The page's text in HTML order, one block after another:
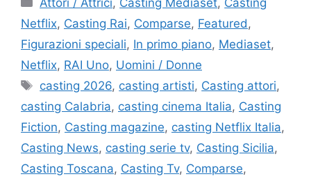
Netflix, Casting Rai, Comparse, Featured ,
Figurazioni speciali, In primo piano, Mediaset,
Netflix, RAI Uno, Uomini / Donne
Tag
casting 2026, casting artisti, Casting attori,
casting Calabria, casting cinema Italia, Casting
Fiction, Casting magazine, casting Netflix Italia,
Casting News, casting serie tv, Casting Sicilia,
Casting Toscana, Casting Tv, Comparse,